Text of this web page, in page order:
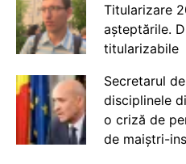
Titularizare
așteptările.
titularizabile
Secretarul
disciplinele
o criză de
de maiștri-